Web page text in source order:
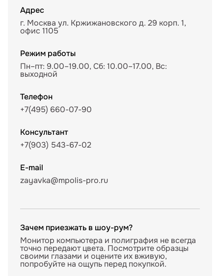
Адрес
г. Москва ул. Кржижановского д. 29 корп. 1,
офис 1105
Режим работы
Пн–пт: 9.00–19.00, Сб: 10.00–17.00, Вс:
выходной
Телефон
+7(495) 660-07-90
Консультант
+7(903) 543-67-02
E-mail
zayavka@mpolis-pro.ru
Зачем приезжать в шоу-рум?
Монитор компьютера и полиграфия не всегда
точно передают цвета. Посмотрите образцы
своими глазами и оцените их вживую,
попробуйте на ощупь перед покупкой.